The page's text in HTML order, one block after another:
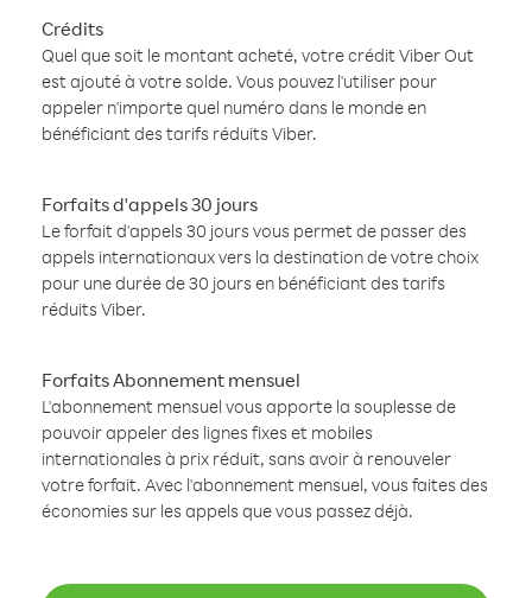
Crédits
Quel que soit le montant acheté, votre crédit Viber Out
est ajouté à votre solde. Vous pouvez l'utiliser pour
appeler n'importe quel numéro dans le monde en
bénéficiant des tarifs réduits Viber.
Forfaits d'appels 30 jours
Le forfait d'appels 30 jours vous permet de passer des
appels internationaux vers la destination de votre choix
pour une durée de 30 jours en bénéficiant des tarifs
réduits Viber.
Forfaits Abonnement mensuel
L'abonnement mensuel vous apporte la souplesse de
pouvoir appeler des lignes fixes et mobiles
internationales à prix réduit, sans avoir à renouveler
votre forfait. Avec l'abonnement mensuel, vous faites des
économies sur les appels que vous passez déjà.